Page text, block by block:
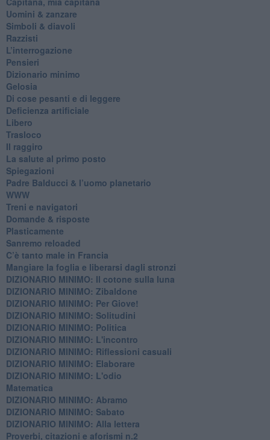
Uomini & zanzare
​Simboli & diavoli
Razzisti
​L’interrogazione
Pensieri
​Dizionario minimo
Gelosia
Di cose pesanti e di leggere
​Deficienza artificiale
Libero
Trasloco
Il raggiro
​La salute al primo posto
Spiegazioni
Padre Balducci & l’uomo planetario
WWW
​Treni e navigatori
​Domande & risposte
​Plasticamente
Sanremo reloaded
C’è tanto male in Francia
​Mangiare la foglia e liberarsi dagli stronzi
DIZIONARIO MINIMO: Il cotone sulla luna
DIZIONARIO MINIMO: Zibaldone
DIZIONARIO MINIMO: Per Giove!
DIZIONARIO MINIMO: Solitudini
DIZIONARIO MINIMO: Politica
DIZIONARIO MINIMO: L'incontro
DIZIONARIO MINIMO: Riflessioni casuali
DIZIONARIO MINIMO: Elaborare
DIZIONARIO MINIMO: L'odio
​Matematica
DIZIONARIO MINIMO: Abramo
DIZIONARIO MINIMO: Sabato
​DIZIONARIO MINIMO: Alla lettera
Proverbi, citazioni e aforismi n.2